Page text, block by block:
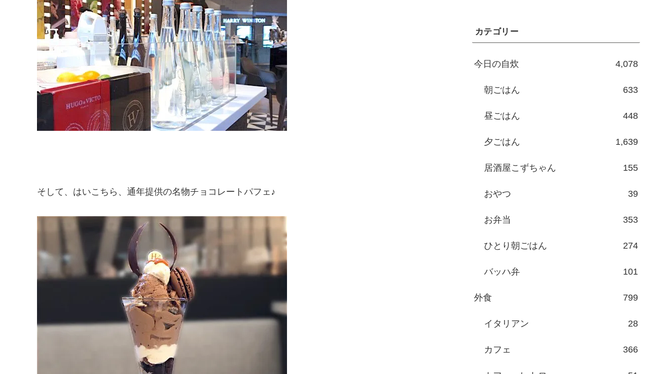
そして、はいこちら、通年提供の名物チョコレートパフェ♪
カテゴリー
今日の自炊 4,078
朝ごはん 633
昼ごはん 448
夕ごはん 1,639
居酒屋こずちゃん 155
おやつ 39
お弁当 353
ひとり朝ごはん 274
バッハ弁 101
外食 799
イタリアン 28
カフェ 366